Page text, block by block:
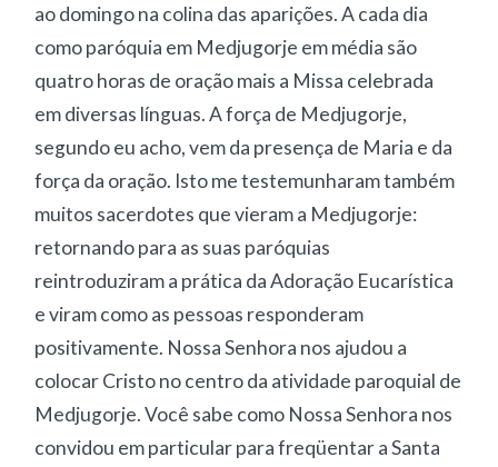
ao domingo na colina das aparições. A cada dia
como paróquia em Medjugorje em média são
quatro horas de oração mais a Missa celebrada
em diversas línguas. A força de Medjugorje,
segundo eu acho, vem da presença de Maria e da
força da oração. Isto me testemunharam também
muitos sacerdotes que vieram a Medjugorje:
retornando para as suas paróquias
reintroduziram a prática da Adoração Eucarística
e viram como as pessoas responderam
positivamente. Nossa Senhora nos ajudou a
colocar Cristo no centro da atividade paroquial de
Medjugorje. Você sabe como Nossa Senhora nos
convidou em particular para freqüentar a Santa